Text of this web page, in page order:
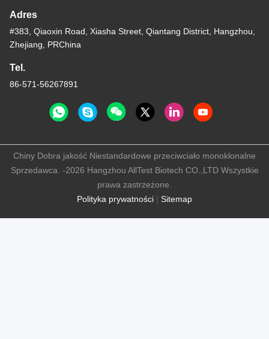
Adres
#383, Qiaoxin Road, Xiasha Street, Qiantang District, Hangzhou,
Zhejiang, PRChina
Tel.
86-571-56267891
Polityka prywatności | Sitemap
Chiny Dobra jakość Niestandardowe przeciwciało monoklonalne
Sprzedawca. -2026 Hangzhou AllTest Biotech CO.,LTD Wszystkie
prawa zastrzeżone.